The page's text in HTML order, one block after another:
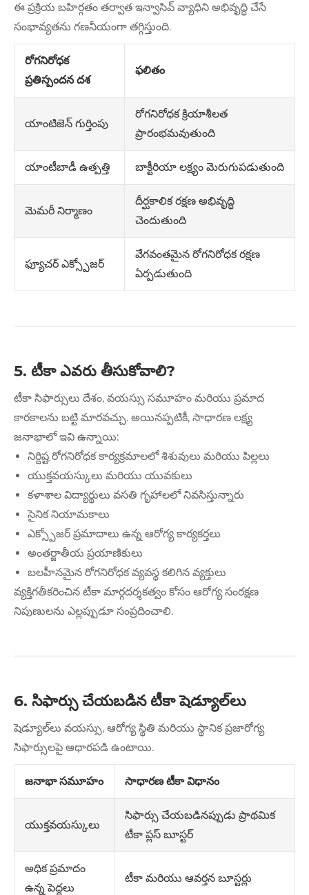
ఈ ప్రక్రియ బహిర్గతం తర్వాత ఇన్వాసివ్ వ్యాధిని అభివృద్ధి చేసే
సంభావ్యతను గణనీయంగా తగ్గిస్తుంది.
రోగనిరోధక
ప్రతిస్పందన దశ
ఫలితం
యాంటిజెన్ గుర్తింపు
రోగనిరోధక క్రియాశీలత
ప్రారంభమవుతుంది
యాంటీబాడీ ఉత్పత్తి బాక్టీరియా లక్ష్యం మెరుగుపడుతుంది
మెమరీ నిర్మాణం
దీర్ఘకాలిక రక్షణ అభివృద్ధి
చెందుతుంది
ఫ్యూచర్ ఎక్స్పోజర్
వేగవంతమైన రోగనిరోధక రక్షణ
ఏర్పడుతుంది
5. టీకా ఎవరు తీసుకోవాలి?
టీకా సిఫార్సులు దేశం, వయస్సు సమూహం మరియు ప్రమాద
కారకాలను బట్టి మారవచ్చు. అయినప్పటికీ, సాధారణ లక్ష్య
జనాభాలో ఇవి ఉన్నాయి:
నిర్దిష్ట రోగనిరోధక కార్యక్రమాలలో శిశువులు మరియు పిల్లలు
యుక్తవయస్కులు మరియు యువకులు
కళాశాల విద్యార్థులు వసతి గృహాలలో నివసిస్తున్నారు
సైనిక నియామకాలు
ఎక్స్పోజర్ ప్రమాదాలు ఉన్న ఆరోగ్య కార్యకర్తలు
అంతర్జాతీయ ప్రయాణికులు
బలహీనమైన రోగనిరోధక వ్యవస్థ కలిగిన వ్యక్తులు
వ్యక్తిగతీకరించిన టీకా మార్గదర్శకత్వం కోసం ఆరోగ్య సంరక్షణ
నిపుణులను ఎల్లప్పుడూ సంప్రదించాలి.
6. సిఫార్సు చేయబడిన టీకా షెడ్యూల్‌లు
షెడ్యూల్‌లు వయస్సు, ఆరోగ్య స్థితి మరియు స్థానిక ప్రజారోగ్య
సిఫార్సులపై ఆధారపడి ఉంటాయి.
జనాభా సమూహం సాధారణ టీకా విధానం
యుక్తవయస్కులు
సిఫార్సు చేయబడినప్పుడు ప్రాథమిక
టీకా ప్లస్ బూస్టర్
అధిక ప్రమాదం
ఉన్న పెద్దలు
టీకా మరియు ఆవర్తన బూస్టర్లు